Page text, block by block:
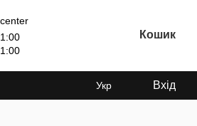
Кошик
Укр Вхід